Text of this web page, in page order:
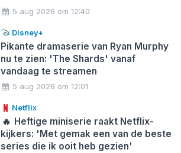
5 aug 2026 om 12:40
Disney+
Pikante dramaserie van Ryan Murphy
nu te zien: 'The Shards' vanaf
vandaag te streamen
5 aug 2026 om 12:01
Netflix
🔥 Heftige miniserie raakt Netflix-
kijkers: 'Met gemak een van de beste
series die ik ooit heb gezien'